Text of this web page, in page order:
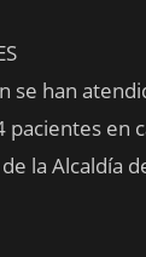
se han
en
la Alcaldía